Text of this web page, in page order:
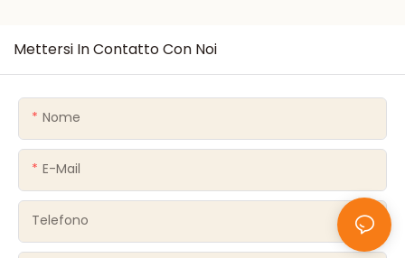
Mettersi In Contatto Con Noi
Nome
E-Mail
Telefono